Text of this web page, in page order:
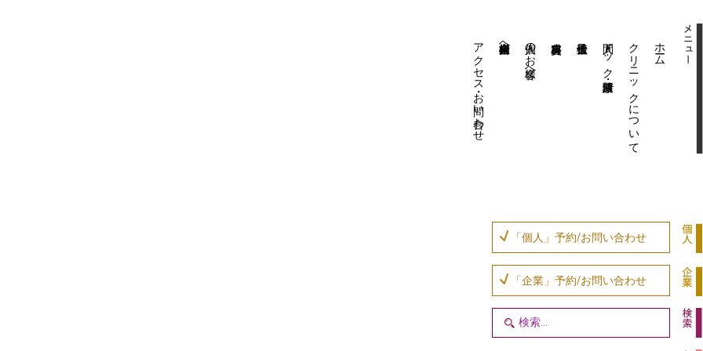
アクセス・お問い合わせ 企業内担当者様へ 個人のお客様へ 人間ドック・健康診断 クリニックについて ホーム
「個人」予約/お問い合わせ
「企業」予約/お問い合わせ